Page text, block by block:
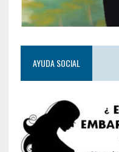
AYUDA SOCIAL